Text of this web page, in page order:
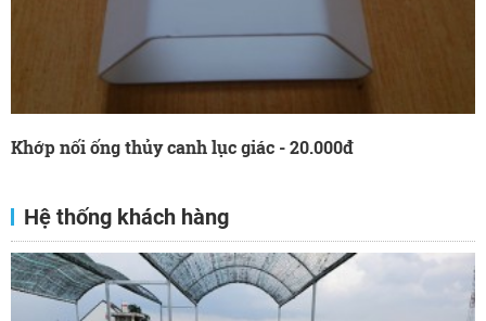
Khớp nối ống thủy canh lục giác - 20.000đ
Hệ thống khách hàng